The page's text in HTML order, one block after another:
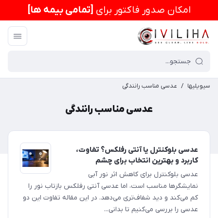
امكان صدور فاکتور برای [تمامی بیمه ها]
سیویلیها / عدسی مناسب رانندگی
عدسی مناسب رانندگی
عدسی بلوکنترل یا آنتی رفلکس؟ تفاوت،
کاربرد و بهترین انتخاب برای چشم
عدسی بلوکنترل برای کاهش اثر نور آبی
نمایشگرها مناسب است، اما عدسی آنتی رفلکس بازتاب نور را
کم می‌کند و دید شفاف‌تری می‌دهد. در این مقاله تفاوت این دو
عدسی را بررسی می‌کنیم تا بدانی...